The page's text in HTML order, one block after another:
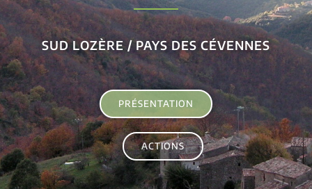
SUD LOZÈRE / PAYS DES CÉVENNES
PRÉSENTATION
ACTIONS